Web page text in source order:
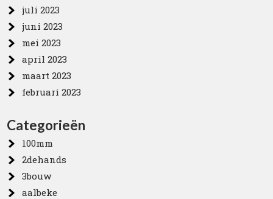
juli 2023
juni 2023
mei 2023
april 2023
maart 2023
februari 2023
Categorieën
100mm
2dehands
3bouw
aalbeke